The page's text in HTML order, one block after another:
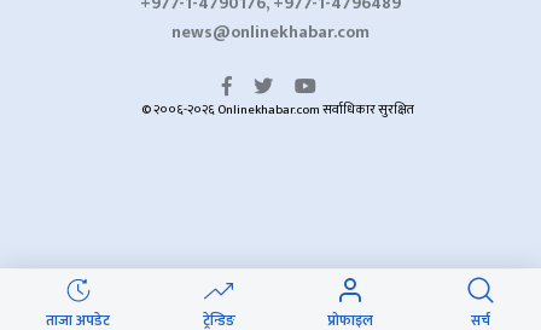
ताजा अपडेट ट्रेन्डिङ प्रोफाइल सर्च
news@onlinekhabar.com
© २००६-२०२६ Onlinekhabar.com सर्वाधिकार सुरक्षित